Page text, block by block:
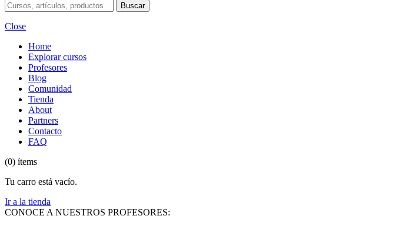
Close
Home
Explorar cursos
Profesores
Blog
Comunidad
Tienda
About
Partners
Contacto
FAQ
(0) ítems
Tu carro está vacío.
Ir a la tienda
CONOCE A NUESTROS PROFESORES: